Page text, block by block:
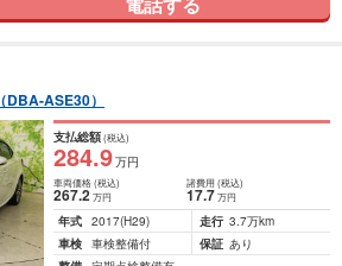
（DBA-ASE30）
支払総額(税込)
284.9万円
車両価格(税込)
267.2万円
諸費用 (税込)
17.7 万円
年式 2017(H29) 走行 3.7万km
車検 車検整備付 保証 あり